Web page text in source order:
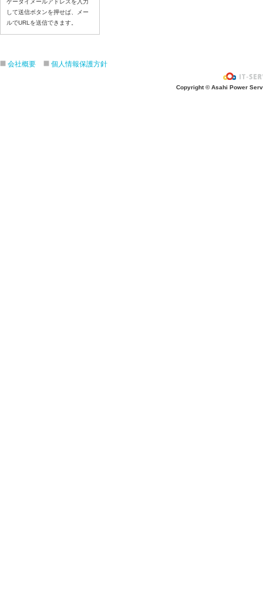
ケータイメールアドレスを入力
して送信ボタンを押せば、メー
ルでURLを送信できます。
会社概要 個人情報保護方針
Copyright © Asahi Power